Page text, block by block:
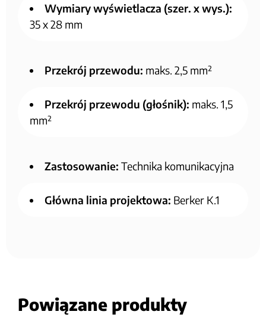
Wymiary wyświetlacza (szer. x wys.):
35 x 28 mm
Przekrój przewodu: maks. 2,5 mm²
Przekrój przewodu (głośnik): maks. 1,5
mm²
Zastosowanie: Technika komunikacyjna
Główna linia projektowa: Berker K.1
Powiązane produkty